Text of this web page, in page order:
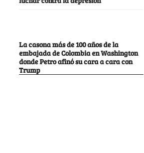
La casona más de 100 años de la
embajada de Colombia en Washington
donde Petro afinó su cara a cara con
Trump